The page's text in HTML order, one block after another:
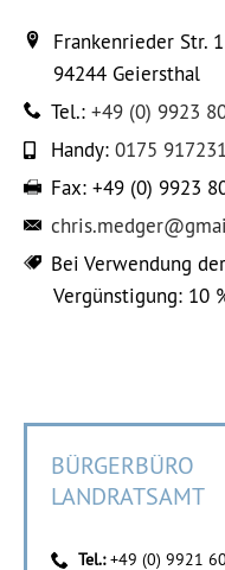
Frankenrieder Str. 1
94244 Geiersthal
Tel.: +49 (0) 9923
Handy: 0175
Fax: +49 (0) 9923
Bei Verwendung der
Vergünstigung: 10
BÜRGERBÜRO
LANDRATSAMT
Tel.:+49 (0) 9921